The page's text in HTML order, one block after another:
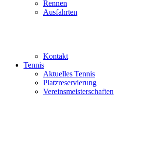
Rennen
Ausfahrten
Kontakt
Tennis
Aktuelles Tennis
Platzreservierung
Vereinsmeisterschaften